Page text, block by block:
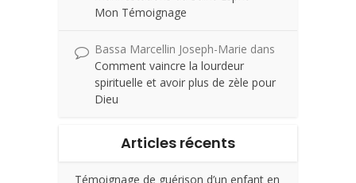
Mon Témoignage
Bassa Marcellin Joseph-Marie dans
Comment vaincre la lourdeur
spirituelle et avoir plus de zèle pour
Dieu
Articles récents
Témoignage de guérison d’un enfant en